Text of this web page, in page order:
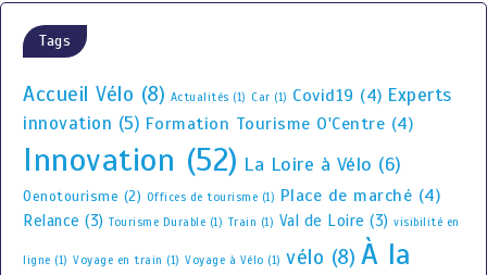
Tags
Accueil Vélo (8) Actualités (1) Car (1) Covid19 (4) Experts
innovation (5) Formation Tourisme O'Centre (4)
Innovation (52) La Loire à Vélo (6)
Oenotourisme (2) Offices de tourisme (1) Place de marché (4)
Relance (3) Tourisme Durable (1) Train (1) Val de Loire (3) visibilité en
ligne (1) Voyage en train (1) Voyage à Vélo (1) vélo (8) À la